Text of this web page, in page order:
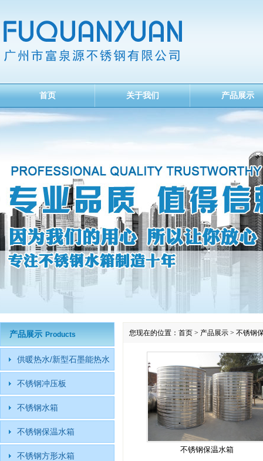
首页 关于我们 产品展示
您现在的位置： 首页 > 产品展示 > 不锈钢
不锈钢保温水箱
产品展示 Products
供暖热水/新型石墨能热水
不锈钢冲压板
不锈钢水箱
不锈钢保温水箱
不锈钢方形水箱